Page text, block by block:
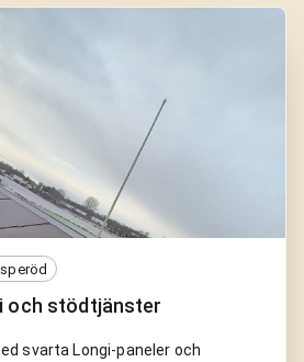
och stödtjänster
svarta Longi-paneler och